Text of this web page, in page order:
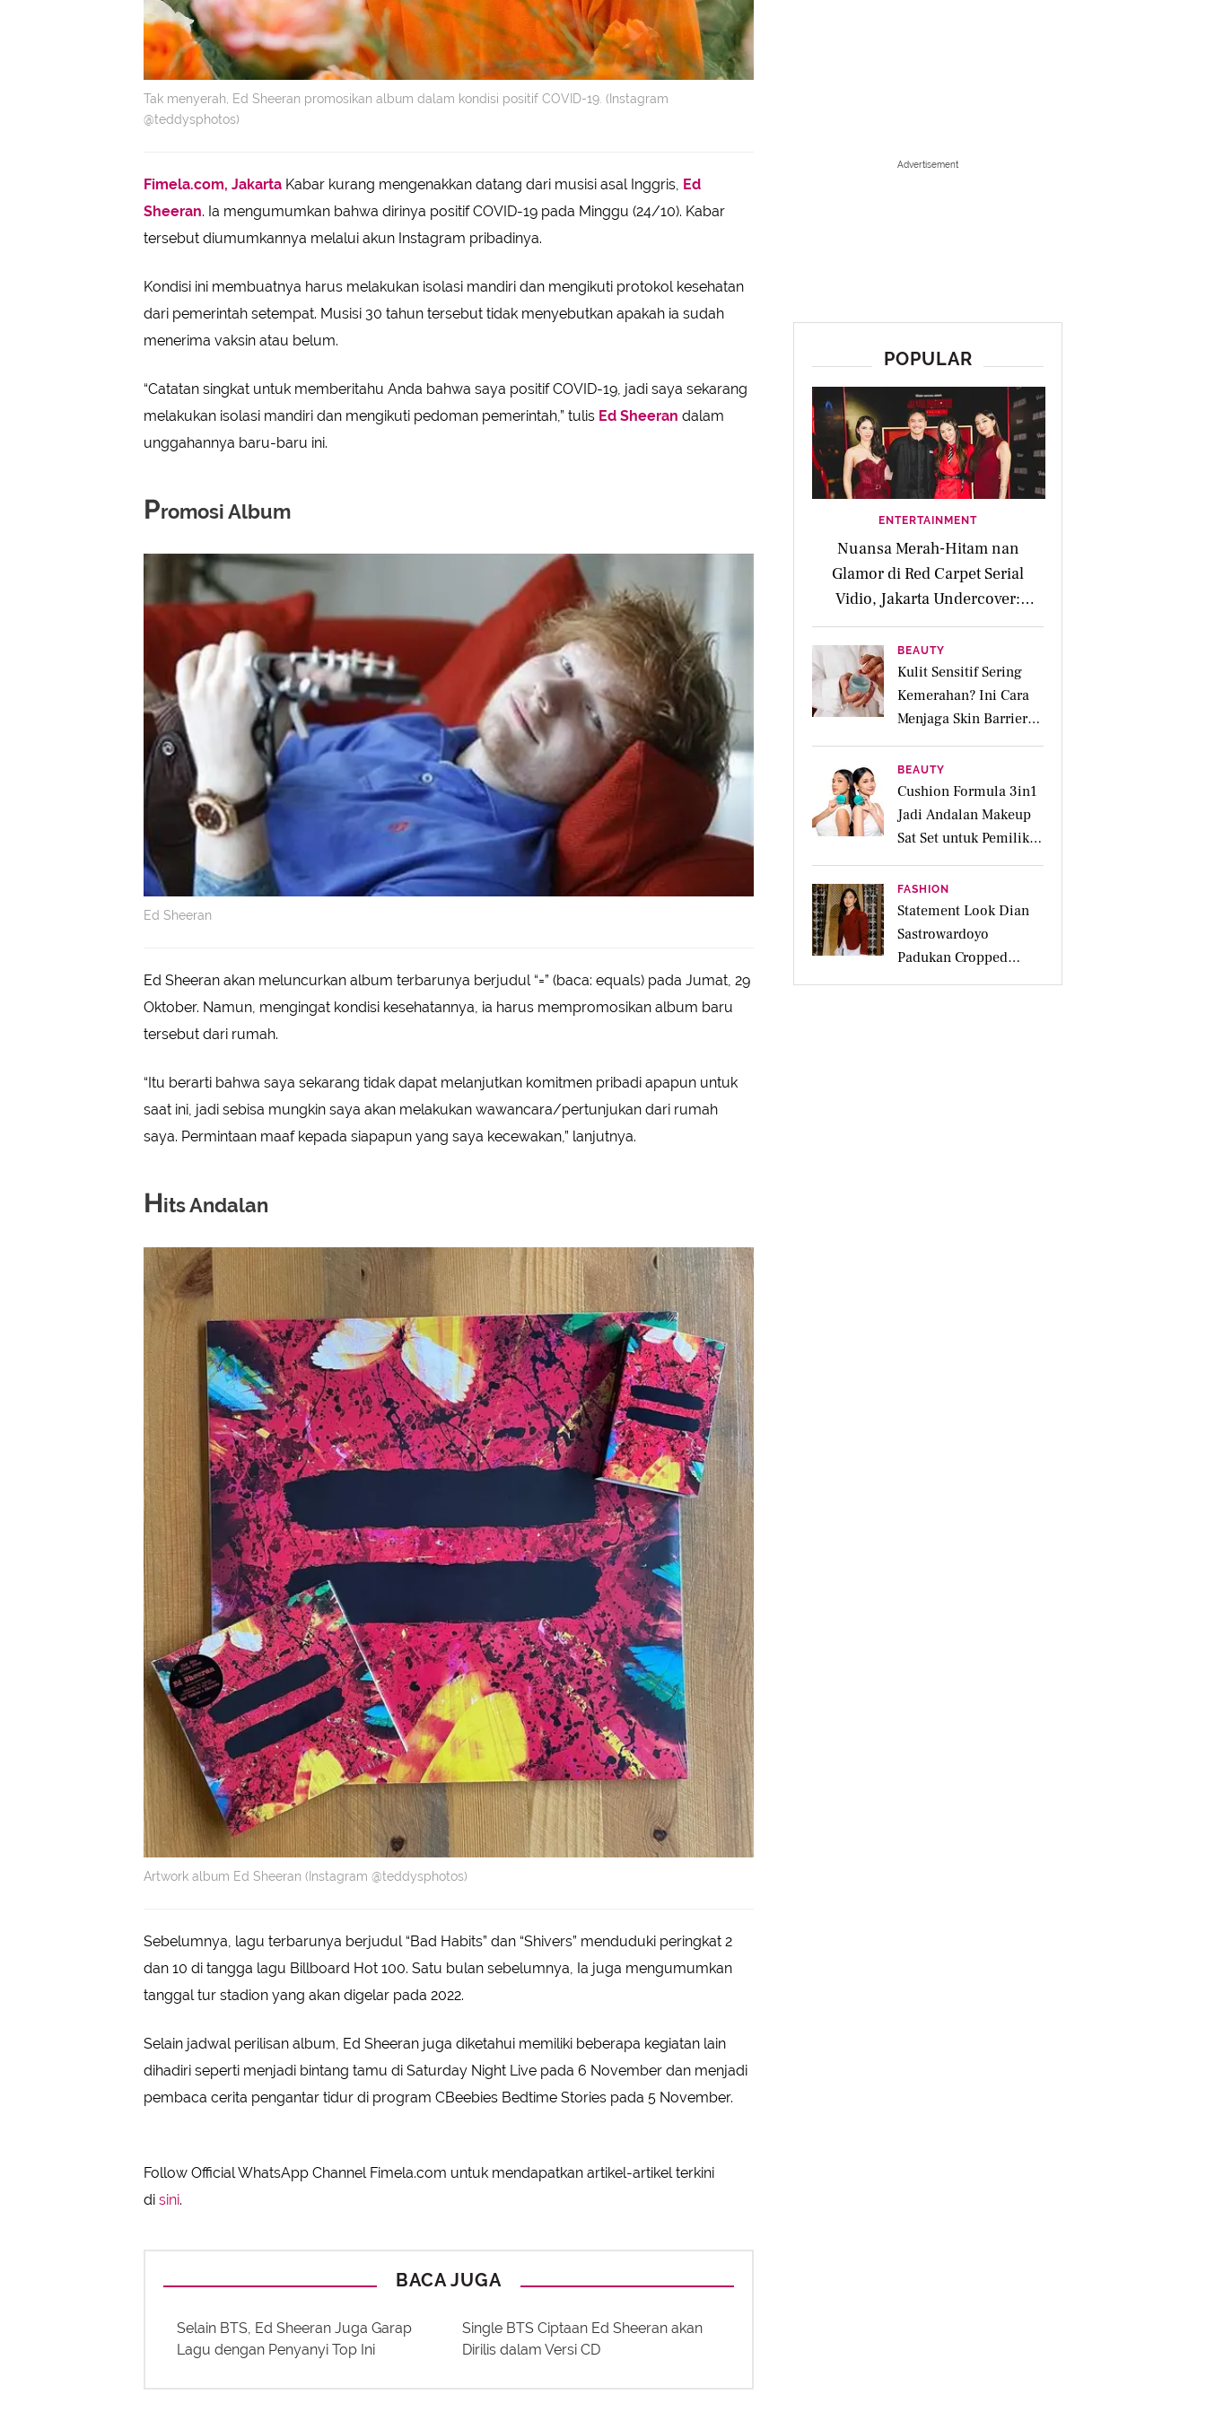
Tak menyerah, Ed Sheeran promosikan album dalam kondisi positif COVID-19. (Instagram
@teddysphotos)
Fimela.com, Jakarta Kabar kurang mengenakkan datang dari musisi asal Inggris, Ed
Sheeran. Ia mengumumkan bahwa dirinya positif COVID-19 pada Minggu (24/10). Kabar
tersebut diumumkannya melalui akun Instagram pribadinya.
Kondisi ini membuatnya harus melakukan isolasi mandiri dan mengikuti protokol kesehatan
dari pemerintah setempat. Musisi 30 tahun tersebut tidak menyebutkan apakah ia sudah
menerima vaksin atau belum.
“Catatan singkat untuk memberitahu Anda bahwa saya positif COVID-19, jadi saya sekarang
melakukan isolasi mandiri dan mengikuti pedoman pemerintah,” tulis Ed Sheeran dalam
unggahannya baru-baru ini.
Promosi Album
Ed Sheeran
Ed Sheeran akan meluncurkan album terbarunya berjudul “=” (baca: equals) pada Jumat, 29
Oktober. Namun, mengingat kondisi kesehatannya, ia harus mempromosikan album baru
tersebut dari rumah.
“Itu berarti bahwa saya sekarang tidak dapat melanjutkan komitmen pribadi apapun untuk
saat ini, jadi sebisa mungkin saya akan melakukan wawancara/pertunjukan dari rumah
saya. Permintaan maaf kepada siapapun yang saya kecewakan,” lanjutnya.
Hits Andalan
Artwork album Ed Sheeran (Instagram @teddysphotos)
Sebelumnya, lagu terbarunya berjudul “Bad Habits” dan “Shivers” menduduki peringkat 2
dan 10 di tangga lagu Billboard Hot 100. Satu bulan sebelumnya, Ia juga mengumumkan
tanggal tur stadion yang akan digelar pada 2022.
Selain jadwal perilisan album, Ed Sheeran juga diketahui memiliki beberapa kegiatan lain
dihadiri seperti menjadi bintang tamu di Saturday Night Live pada 6 November dan menjadi
pembaca cerita pengantar tidur di program CBeebies Bedtime Stories pada 5 November.
Follow Official WhatsApp Channel Fimela.com untuk mendapatkan artikel-artikel terkini
di sini.
BACA JUGA
Selain BTS, Ed Sheeran Juga Garap
Lagu dengan Penyanyi Top Ini
Single BTS Ciptaan Ed Sheeran akan
Dirilis dalam Versi CD
Advertisement
POPULAR
ENTERTAINMENT
Nuansa Merah-Hitam nan
Glamor di Red Carpet Serial
Vidio, Jakarta Undercover:
Members Only
BEAUTY
Kulit Sensitif Sering
Kemerahan? Ini Cara
Menjaga Skin Barrier
agar Tetap Tenang
BEAUTY
Cushion Formula 3in1
Jadi Andalan Makeup
Sat Set untuk Pemilik
Kulit Acne Prone
FASHION
Statement Look Dian
Sastrowardoyo
Padukan Cropped
Beskap dan Ripped